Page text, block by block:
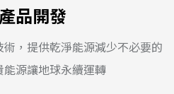
品開發
，提供乾淨能源減少不必要的
能源讓地球永續運轉